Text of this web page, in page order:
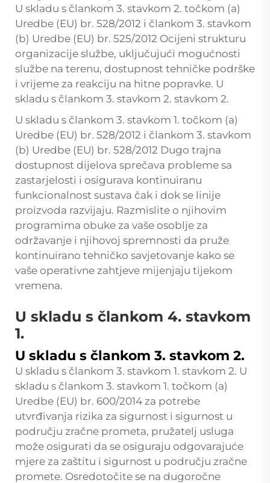
U skladu s člankom 3. stavkom 2. točkom (a)
Uredbe (EU) br. 528/2012 i člankom 3. stavkom
(b) Uredbe (EU) br. 525/2012 Ocijeni strukturu
organizacije službe, uključujući mogućnosti
službe na terenu, dostupnost tehničke podrške
i vrijeme za reakciju na hitne popravke. U
skladu s člankom 3. stavkom 2. stavkom 2.
U skladu s člankom 3. stavkom 1. točkom (a)
Uredbe (EU) br. 528/2012 i člankom 3. stavkom
(b) Uredbe (EU) br. 528/2012 Dugo trajna
dostupnost dijelova sprečava probleme sa
zastarjelosti i osigurava kontinuiranu
funkcionalnost sustava čak i dok se linije
proizvoda razvijaju. Razmislite o njihovim
programima obuke za vaše osoblje za
održavanje i njihovoj spremnosti da pruže
kontinuirano tehničko savjetovanje kako se
vaše operativne zahtjeve mijenjaju tijekom
vremena.
U skladu s člankom 4. stavkom
1.
U skladu s člankom 3. stavkom 2.
U skladu s člankom 3. stavkom 1. stavkom 2. U
skladu s člankom 3. stavkom 1. točkom (a)
Uredbe (EU) br. 600/2014 za potrebe
utvrđivanja rizika za sigurnost i sigurnost u
području zračne prometa, pružatelj usluga
može osigurati da se osiguraju odgovarajuće
mjere za zaštitu i sigurnost u području zračne
promete. Osredotočite se na dugoročne